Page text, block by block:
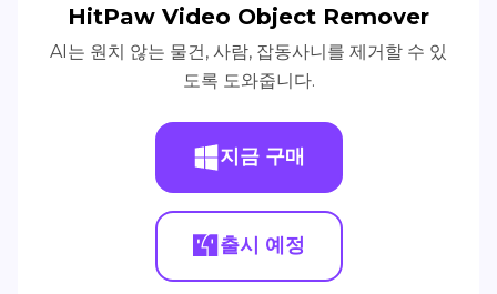
HitPaw Video Object Remover
AI는 원치 않는 물건, 사람, 잡동사니를 제거할 수 있
도록 도와줍니다.
지금 구매
출시 예정